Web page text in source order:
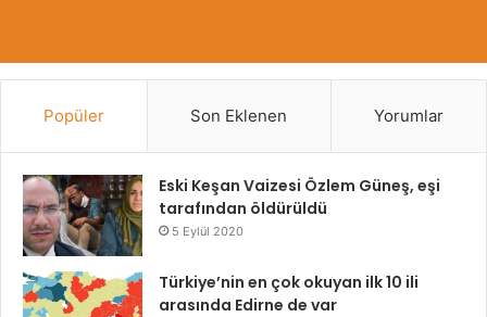
Popüler Son Eklenen Yorumlar
Eski Keşan Vaizesi Özlem Güneş, eşi
tarafından öldürüldü
5 Eylül 2020
Türkiye’nin en çok okuyan ilk 10 ili
arasında Edirne de var